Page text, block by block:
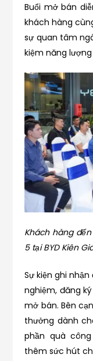
Buổi mở bán
khách hàng
sự quan tâm
kiệm năng
Khách hàng
5 tại BYD Kiên
Sự kiện ghi
nghiệm, đăng
mở bán. Bên
thưởng dành
phần quà
thêm sức hút